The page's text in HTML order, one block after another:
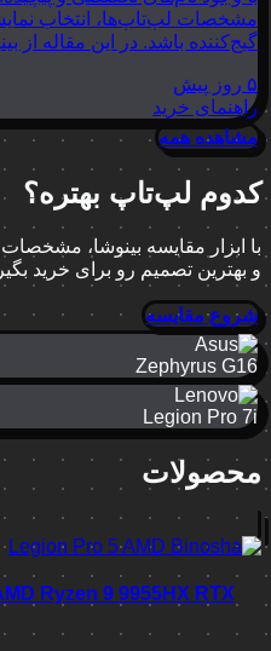
مشخصات لپ‌تاپ‌ها، انتخاب
گیج‌کننده باشد. در این مقاله از
۵ روز پیش
راهنمای خرید
مشاهده همه
کدوم لپ‌تاپ بهتره؟
با ابزار مقایسه بینوشا،
و بهترین تصمیم رو برای خرید
شروع مقایسه
Zephyrus G16
Legion Pro 7i
محصولات
Ryzen 9 9955HX RTX